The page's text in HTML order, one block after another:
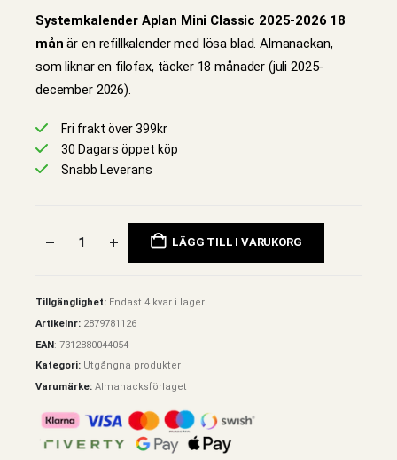
Systemkalender Aplan Mini Classic 2025-2026 18
mån är en refillkalender med lösa blad. Almanackan,
som liknar en filofax, täcker 18 månader (juli 2025-
december 2026).
Fri frakt över 399kr
30 Dagars öppet köp
Snabb Leverans
LÄGG TILL I VARUKORG
Tillgänglighet: Endast 4 kvar i lager
Artikelnr: 2879781126
EAN: 7312880044054
Kategori: Utgångna produkter
Varumärke: Almanacksförlaget